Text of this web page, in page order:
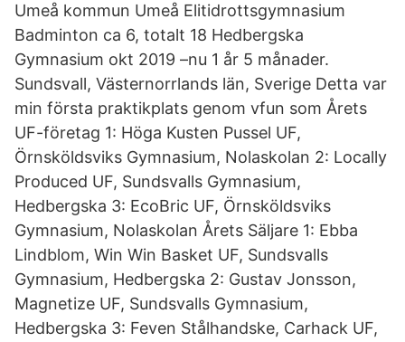
Umeå kommun Umeå Elitidrottsgymnasium
Badminton ca 6, totalt 18 Hedbergska
Gymnasium okt 2019 –nu 1 år 5 månader.
Sundsvall, Västernorrlands län, Sverige Detta var
min första praktikplats genom vfun som Årets
UF-företag 1: Höga Kusten Pussel UF,
Örnsköldsviks Gymnasium, Nolaskolan 2: Locally
Produced UF, Sundsvalls Gymnasium,
Hedbergska 3: EcoBric UF, Örnsköldsviks
Gymnasium, Nolaskolan Årets Säljare 1: Ebba
Lindblom, Win Win Basket UF, Sundsvalls
Gymnasium, Hedbergska 2: Gustav Jonsson,
Magnetize UF, Sundsvalls Gymnasium,
Hedbergska 3: Feven Stålhandske, Carhack UF,